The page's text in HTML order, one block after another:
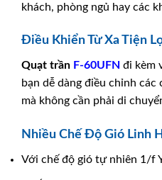
khách, phòng ngủ hay các
Điều Khiển Từ Xa Tiện
Quạt trần F-60UFN đi kèm
bạn dễ dàng điều chỉnh
mà không cần phải di
Nhiều Chế Độ Gió Linh
Với chế độ gió tự nhiên 1/f